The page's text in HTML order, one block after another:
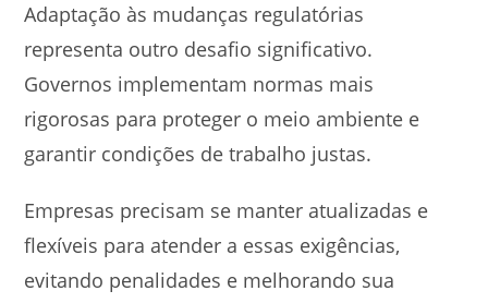
Adaptação às mudanças regulatórias
representa outro desafio significativo.
Governos implementam normas mais
rigorosas para proteger o meio ambiente e
garantir condições de trabalho justas.
Empresas precisam se manter atualizadas e
flexíveis para atender a essas exigências,
evitando penalidades e melhorando sua